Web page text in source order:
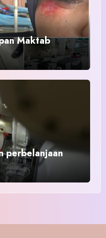
Maktab
perbelanjaan